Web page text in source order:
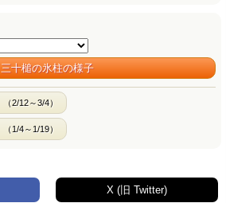
三十槌の氷柱の様子
（2/12～3/4）
（1/4～1/19）
X (旧 Twitter)